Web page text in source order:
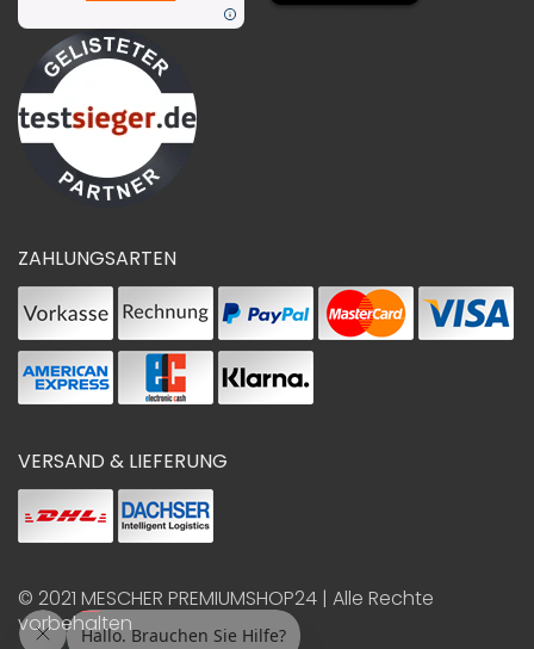
ZAHLUNGSARTEN
VERSAND & LIEFERUNG
© 2021 MESCHER PREMIUMSHOP24 | Alle Rechte
vorbehalten